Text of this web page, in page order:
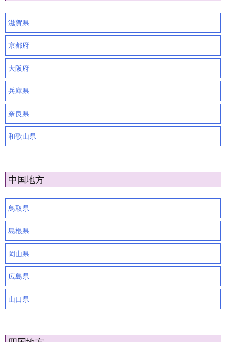
滋賀県
京都府
大阪府
兵庫県
奈良県
和歌山県
中国地方
鳥取県
島根県
岡山県
広島県
山口県